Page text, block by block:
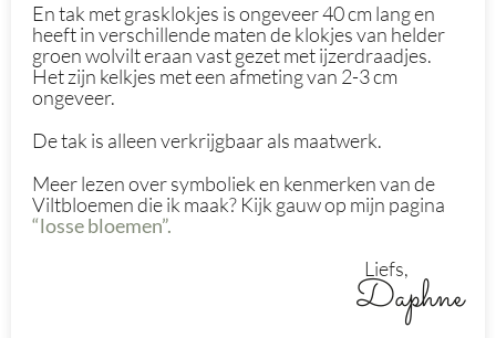
En tak met grasklokjes is ongeveer 40 cm lang en
heeft in verschillende maten de klokjes van helder
groen wolvilt eraan vast gezet met ijzerdraadjes.
Het zijn kelkjes met een afmeting van 2-3 cm
ongeveer.
De tak is alleen verkrijgbaar als maatwerk.
Meer lezen over symboliek en kenmerken van de
Viltbloemen die ik maak? Kijk gauw op mijn pagina
“losse bloemen”.
Liefs,
Daphne